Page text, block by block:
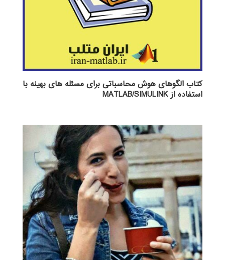
کتاب الگوهای هوش محاسباتی برای مسئله های بهینه با
استفاده از MATLAB/SIMULINK